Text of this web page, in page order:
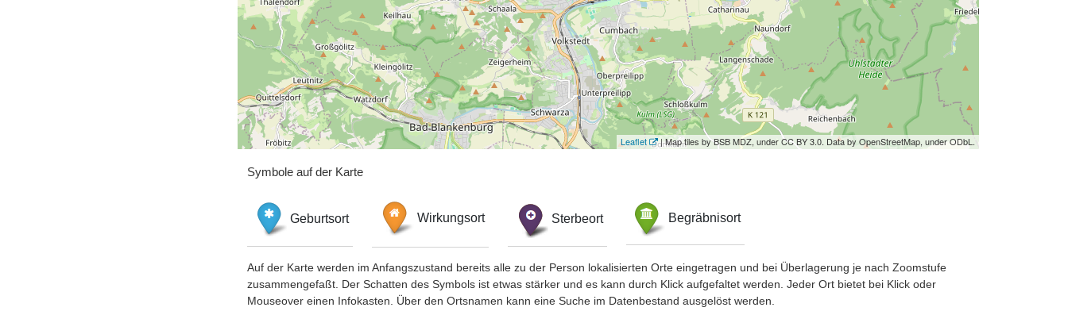
Leaflet | Map tiles by BSB MDZ, under CC BY 3.0. Data by OpenStreetMap, under ODbL.
Symbole auf der Karte
Geburtsort Wirkungsort Sterbeort Begräbnisort
Auf der Karte werden im Anfangszustand bereits alle zu der Person lokalisierten Orte eingetragen und bei Überlagerung je nach Zoomstufe
zusammengefaßt. Der Schatten des Symbols ist etwas stärker und es kann durch Klick aufgefaltet werden. Jeder Ort bietet bei Klick oder
Mouseover einen Infokasten. Über den Ortsnamen kann eine Suche im Datenbestand ausgelöst werden.